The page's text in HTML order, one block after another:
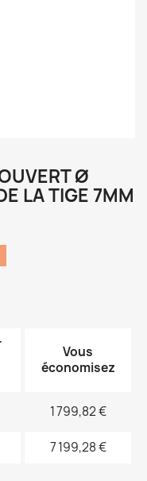
Ø
LA TIGE 7MM
Vous
économisez
1 799,82 €
7 199,28 €